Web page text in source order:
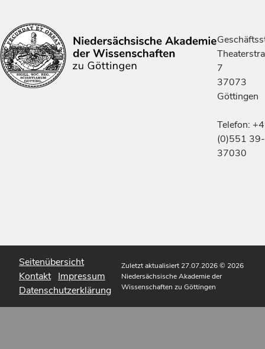
7
37073
Göttingen
Telefon:
(0)551 39-
37030
Seitenübersicht
Kontakt Impressum
Datenschutzerklärung
Zuletzt aktualisiert 27.07.2026© 2026
Niedersächsische Akademie der
Wissenschaften zu Göttingen